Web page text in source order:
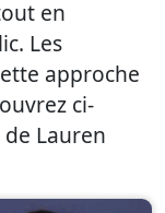
en
Les
approche
ci-
Lauren